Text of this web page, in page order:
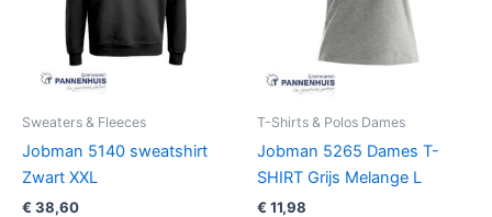
Sweaters & Fleeces
Jobman 5140 sweatshirt
Zwart XXL
€ 38,60
T-Shirts & Polos Dames
Jobman 5265 Dames T-
SHIRT Grijs Melange L
€ 11,98